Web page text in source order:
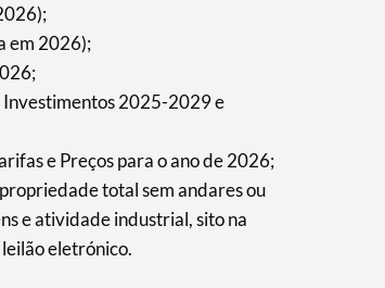
em 2026);
Investimentos 2025-2029 e
e Preços para o ano de 2026;
total sem andares ou
e atividade industrial, sito na
leilão eletrónico.